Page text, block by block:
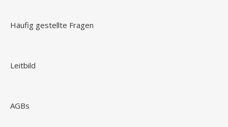
Häufig gestellte Fragen
Leitbild
AGBs